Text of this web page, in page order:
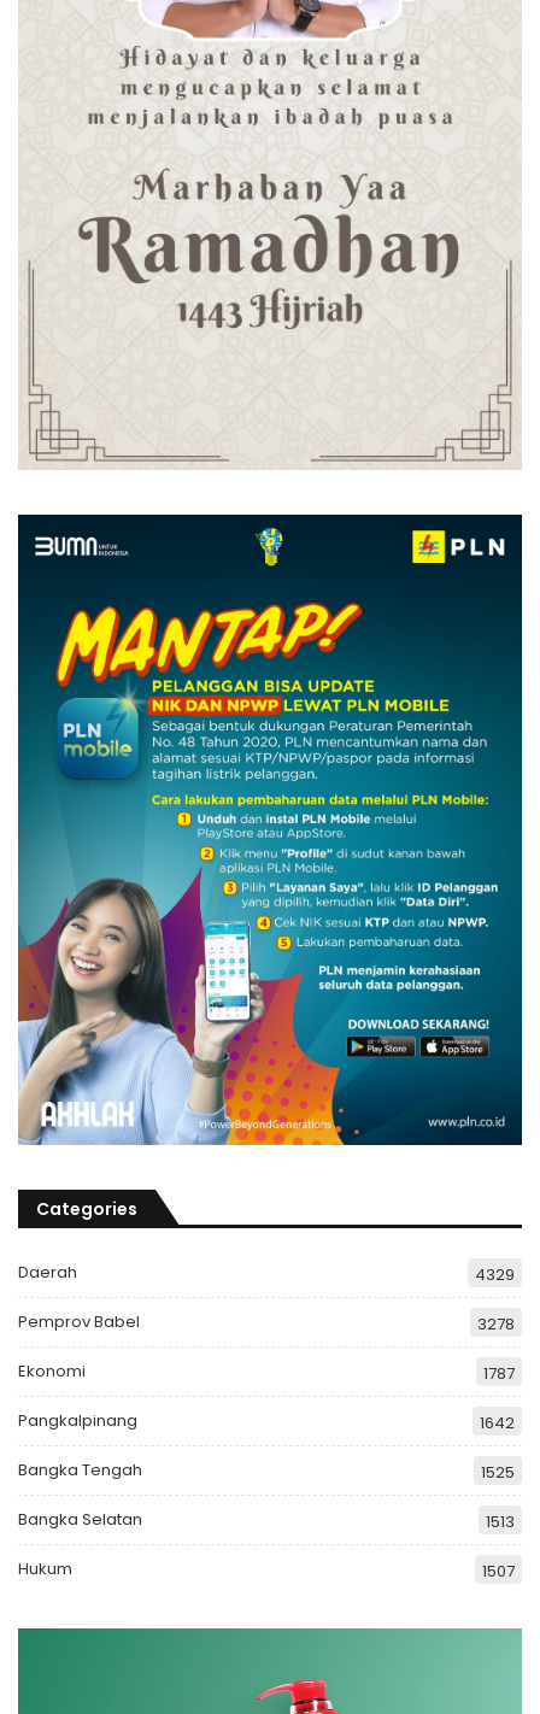
Categories
Daerah 4329
Pemprov Babel 3278
Ekonomi 1787
Pangkalpinang 1642
Bangka Tengah 1525
Bangka Selatan 1513
Hukum 1507